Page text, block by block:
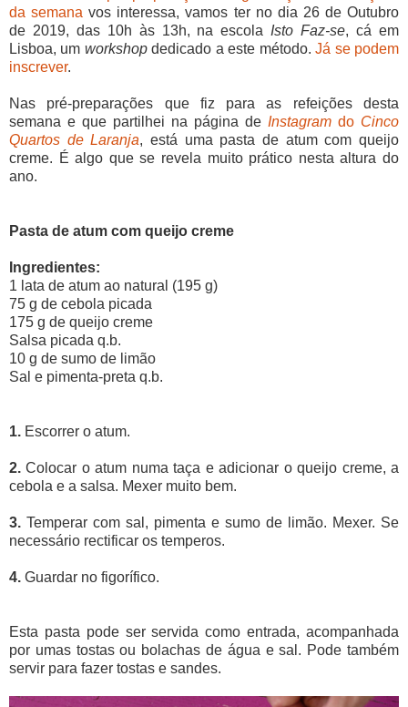
da semana vos interessa, vamos ter no dia 26 de Outubro
de 2019, das 10h às 13h, na escola Isto Faz-se, cá em
Lisboa, um workshopdedicado a este método.Já se podem
inscrever.
Nas pré-preparações que fiz para as refeições desta
semana e que partilhei na página de Instagram do Cinco
Quartos de Laranja, está uma pasta de atum com queijo
creme. É algo que se revela muito prático nesta altura do
ano.
Pasta de atum com queijo creme
Ingredientes:
1 lata de atum ao natural (195 g)
75 g de cebola picada
175 g de queijo creme
Salsa picada q.b.
10 g de sumo de limão
Sal e pimenta-preta q.b.
1. Escorrer o atum.
2. Colocar o atum numa taça e adicionar o queijo creme, a
cebola e a salsa. Mexer muito bem.
3. Temperar com sal, pimenta e sumo de limão. Mexer. Se
necessário rectificar os temperos.
4. Guardar no figorífico.
Esta pasta pode ser servida como entrada, acompanhada
por umas tostas ou bolachas de água e sal. Pode também
servir para fazer tostas e sandes.